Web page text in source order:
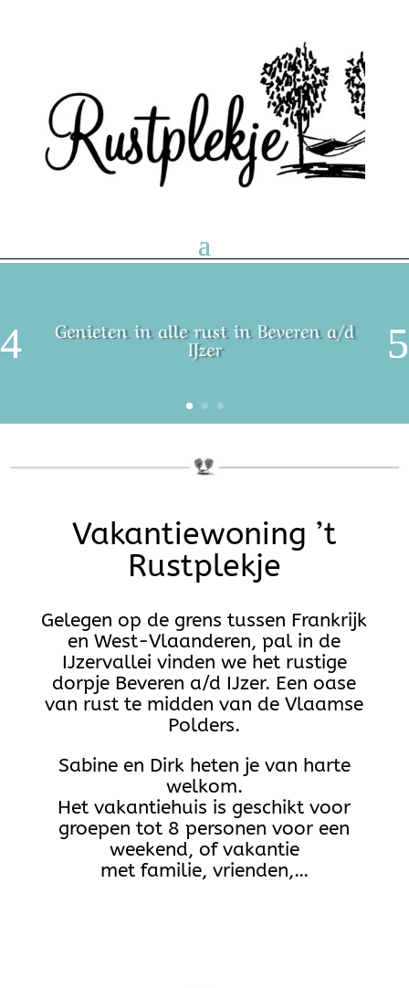
Genieten in alle rust in Beveren a/d
IJzer
Vakantiewoning ’t
Rustplekje
Gelegen op de grens tussen Frankrijk
en West-Vlaanderen, pal in de
IJzervallei vinden we het rustige
dorpje Beveren a/d IJzer. Een oase
van rust te midden van de Vlaamse
Polders.
Sabine en Dirk heten je van harte
welkom.
Het vakantiehuis is geschikt voor
groepen tot 8 personen voor een
weekend, of vakantie
met familie, vrienden,…